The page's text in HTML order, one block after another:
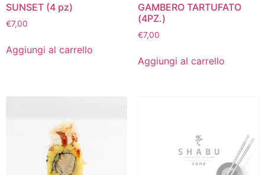
SUNSET (4 pz)
€7,00
Aggiungi al carrello
GAMBERO TARTUFATO
(4PZ.)
€7,00
Aggiungi al carrello